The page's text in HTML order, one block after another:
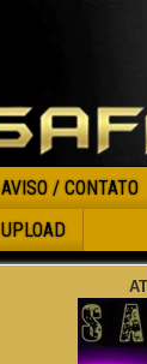
AVISO / CONTATO
UPLOAD